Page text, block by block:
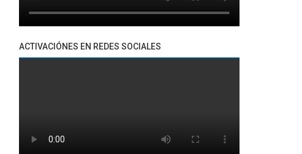
ACTIVACIÓNES EN REDES SOCIALES